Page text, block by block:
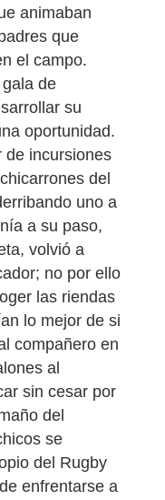
animaban
que
el campo.
de
su
oportunidad.
de incursiones
del
uno a
a su paso,
volvió a
no por ello
las riendas
lo mejor de si
compañero en
al
sin cesar por
del
se
del Rugby
enfrentarse a